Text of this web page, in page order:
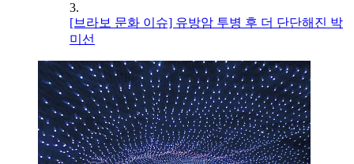
3.
[브라보 문화 이슈] 유방암 투병 후 더 단단해진 박
미선